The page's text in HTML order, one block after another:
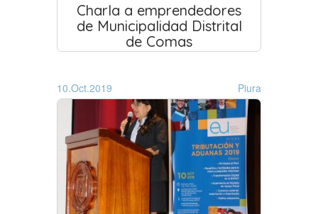
Charla a emprendedores
de Municipalidad Distrital
de Comas
10.Oct.2019 Piura